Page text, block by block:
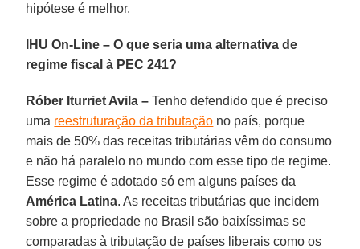
hipótese é melhor.
IHU On-Line – O que seria uma alternativa de
regime fiscal à PEC 241?
Róber Iturriet Avila – Tenho defendido que é preciso
uma reestruturação da tributação no país, porque
mais de 50% das receitas tributárias vêm do consumo
e não há paralelo no mundo com esse tipo de regime.
Esse regime é adotado só em alguns países da
América Latina. As receitas tributárias que incidem
sobre a propriedade no Brasil são baixíssimas se
comparadas à tributação de países liberais como os